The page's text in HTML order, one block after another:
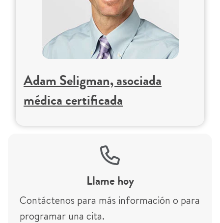
Adam Seligman, asociada
médica certificada
Llame hoy
Contáctenos para más información o para
programar una cita.